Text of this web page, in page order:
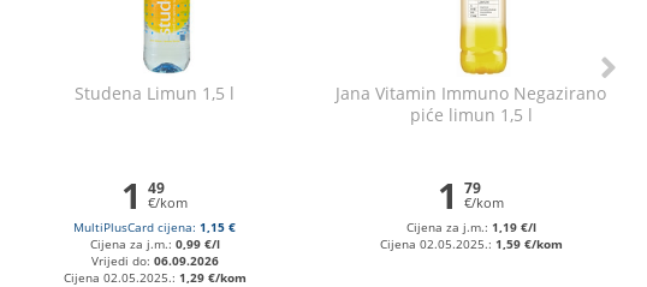
Studena Limun 1,5 l
1 49
€/kom
MultiPlusCard cijena:1,15 €
Cijena za j.m.: 0,99 €/l
Vrijedi do: 06.09.2026
Cijena 02.05.2025.: 1,29 €/kom
Jana Vitamin Immuno Negazirano
piće limun 1,5 l
1 79
€/kom
Cijena za j.m.: 1,19 €/l
Cijena 02.05.2025.: 1,59 €/kom